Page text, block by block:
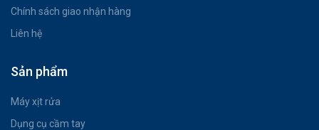
Chính sách giao nhận hàng
Liên hệ
Sản phẩm
Máy xịt rửa
Dụng cụ cầm tay